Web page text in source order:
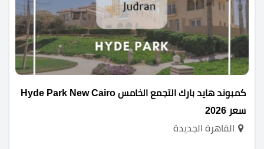
كمبوند هايد بارك التجمع الخامس Hyde Park New Cairo
سعر 2026
القاهرة الجديدة